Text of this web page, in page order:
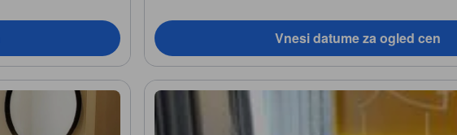
Vnesi datume za ogled cen